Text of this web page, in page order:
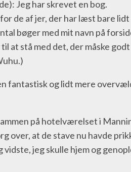
Jeg har skrevet en bog.
de af jer, der har læst bare
bøger med mit navn på
at stå med det, der måske
fantastisk og lidt mere
på hotelværelset i
over, at de stave nu havde
jeg skulle hjem og